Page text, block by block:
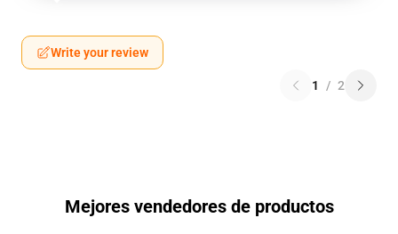
Write your review
1 / 2
Mejores vendedores de productos